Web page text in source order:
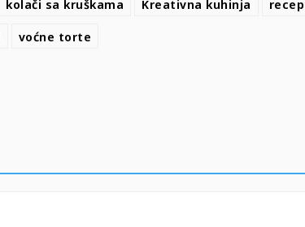
kolači sa kruškama Kreativna kuhinja
voćne torte